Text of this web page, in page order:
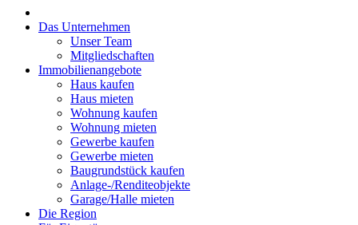
Das Unternehmen
Unser Team
Mitgliedschaften
Immobilienangebote
Haus kaufen
Haus mieten
Wohnung kaufen
Wohnung mieten
Gewerbe kaufen
Gewerbe mieten
Baugrundstück kaufen
Anlage-/Renditeobjekte
Garage/Halle mieten
Die Region